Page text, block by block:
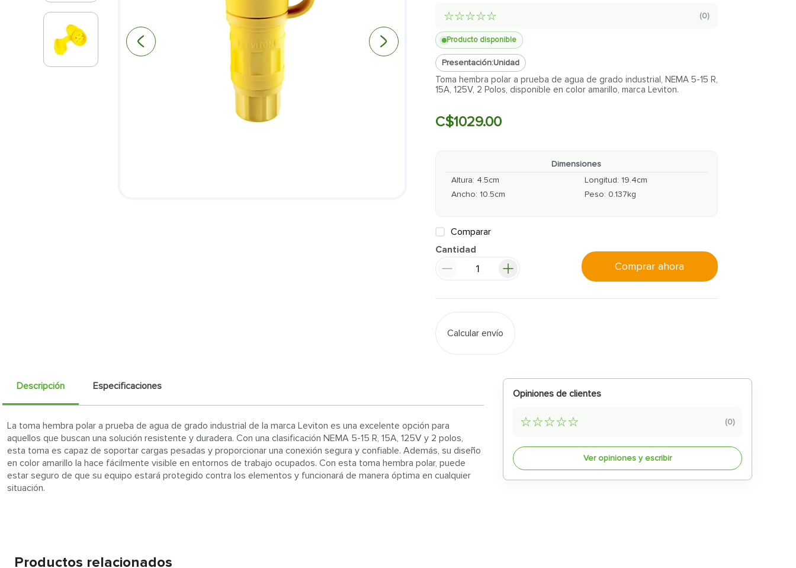
☆☆☆☆☆ (0)
Producto disponible
Presentación:Unidad
Toma hembra polar a prueba de agua de grado industrial, NEMA 5-15 R,
15A, 125V, 2 Polos, disponible en color amarillo, marca Leviton.
C$1029.00
Dimensiones
Altura: 4.5cm Longitud: 19.4cm
Ancho: 10.5cm Peso: 0.137kg
Comparar
Cantidad
Comprar ahora
Calcular envío
Descripción Especificaciones
La toma hembra polar a prueba de agua de grado industrial de la marca Leviton es una excelente opción para
aquellos que buscan una solución resistente y duradera. Con una clasificación NEMA 5-15 R, 15A, 125V y 2 polos,
esta toma es capaz de soportar cargas pesadas y proporcionar una conexión segura y confiable. Además, su diseño
en color amarillo la hace fácilmente visible en entornos de trabajo ocupados. Con esta toma hembra polar, puede
estar seguro de que su equipo estará protegido contra los elementos y funcionará de manera óptima en cualquier
situación.
Opiniones de clientes
☆☆☆☆☆ (0)
Ver opiniones y escribir
Productos relacionados